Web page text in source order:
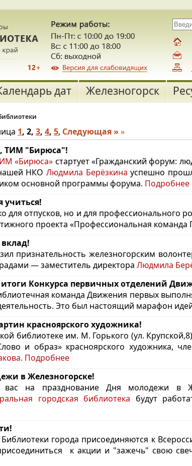
дат Железногорск
1, 2, 3, 4, 5, Следующая » »
ТИМ "Бирюса"!
«Бирюса» стартует «Гражданский форум:
НКОЛюдмила Берёзкина успешно
основной программы форума. Подробнее
учиться!
для отпусков, но и для профессионального
проекта «Профессиональная команда
признательность железногорским
— заместитель директора Людмила
Конкурса первичных отделений
командаДвижения первых
Это был настоящий марафон
красноярского художника!
библиотеке им. М. Горького (ул.
и образ» красноярского художника,
Подробнее
в Железногорске!
вас на празднование Дня молодежи в
городская библиотека будут
города присоединяются к
к акции и "зажечь" свою